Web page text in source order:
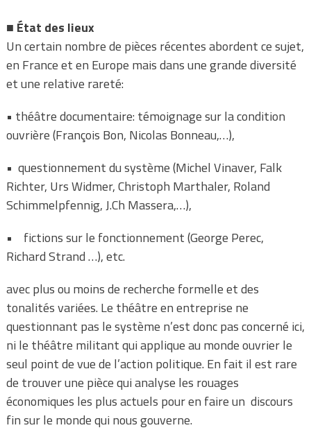
■ État des lieux
Un certain nombre de pièces récentes abordent ce sujet,
en France et en Europe mais dans une grande diversité
et une relative rareté:
• théâtre documentaire: témoignage sur la condition
ouvrière (François Bon, Nicolas Bonneau,…),
• questionnement du système (Michel Vinaver, Falk
Richter, Urs Widmer, Christoph Marthaler, Roland
Schimmelpfennig,J.Ch Massera,…),
• fictions sur le fonctionnement (George Perec,
Richard Strand …), etc.
avec plus ou moins de recherche formelle et des
tonalités variées. Le théâtre en entreprise ne
questionnant pas le système n’est donc pas concerné ici,
ni le théâtre militant qui applique au monde ouvrier le
seul point de vue de l’action politique. En fait il est rare
de trouver une pièce qui analyse les rouages
économiques les plus actuels pour en faire un discours
fin sur le monde qui nous gouverne.